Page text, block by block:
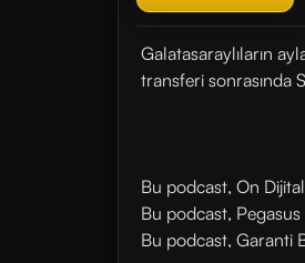
Galatasaraylıların
transferi sonrasında
Bu podcast, On
Bu podcast,
Bu podcast, Garanti